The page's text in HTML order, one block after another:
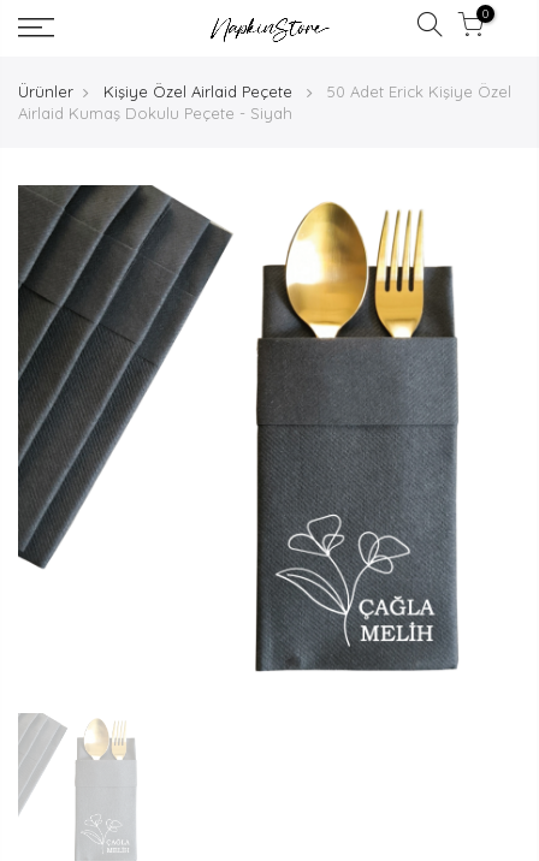
0
Ürünler Kişiye Özel Airlaid Peçete
50 Adet Erick Kişiye Özel
Airlaid Kumaş Dokulu Peçete - Siyah